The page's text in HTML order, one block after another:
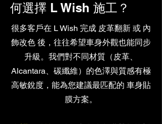
何選擇 L Wish 施工？
很多客戶在 L Wish 完成 皮革翻新 或 內
飾改色 後，往往希望車身外觀也能同步
升級。我們對不同材質（皮革、
Alcantara、碳纖維）的色澤與質感有極
高敏銳度，能為您建議最匹配的 車身貼
膜方案。